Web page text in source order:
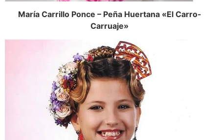
María Carrillo Ponce – Peña Huertana «El Carro-
Carruaje»